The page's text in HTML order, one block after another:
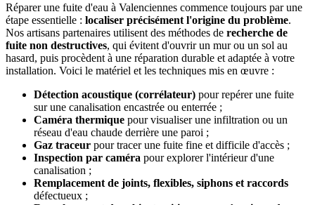
Réparer une fuite d'eau à Valenciennes commence toujours par une
étape essentielle : localiser précisément l'origine du problème.
Nos artisans partenaires utilisent des méthodes de recherche de
fuite non destructives, qui évitent d'ouvrir un mur ou un sol au
hasard, puis procèdent à une réparation durable et adaptée à votre
installation. Voici le matériel et les techniques mis en œuvre :
Détection acoustique (corrélateur) pour repérer une fuite
sur une canalisation encastrée ou enterrée ;
Caméra thermique pour visualiser une infiltration ou un
réseau d'eau chaude derrière une paroi ;
Gaz traceur pour tracer une fuite fine et difficile d'accès ;
Inspection par caméra pour explorer l'intérieur d'une
canalisation ;
Remplacement de joints, flexibles, siphons et raccords
défectueux ;